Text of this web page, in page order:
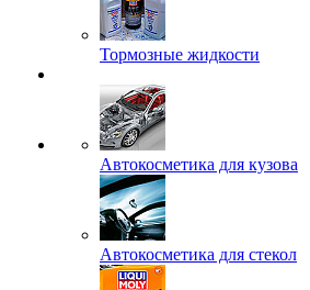
Тормозные жидкости
Автокосметика для кузова
Автокосметика для стекол